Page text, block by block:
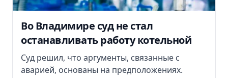
Во Владимире суд не стал
останавливать работу котельной
Суд решил, что аргументы, связанные с
аварией, основаны на предположениях.